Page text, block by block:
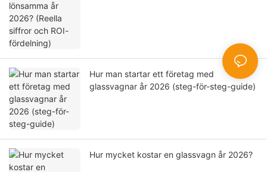
Hur man startar ett företag med
glassvagnar år 2026 (steg-för-steg-guide)
Hur mycket kostar en glassvagn år 2026?